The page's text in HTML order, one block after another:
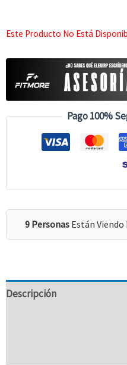
Este Producto No Está
Pago 100%
9 Personas Están
Descripción